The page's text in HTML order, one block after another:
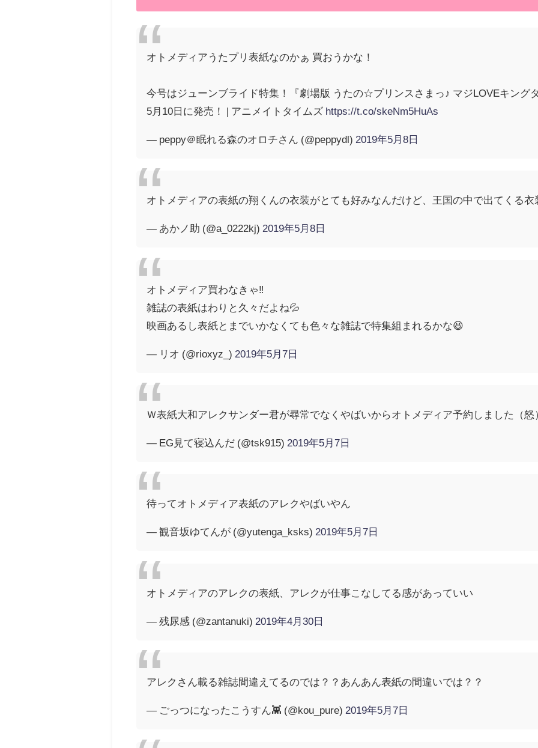
オトメディアうたプリ表紙なのかぁ 買おうかな！
今号はジューンブライド特集！『劇場版 うたの☆プリンスさまっ♪ マジLOVEキング
5月10日に発売！ | アニメイトタイムズ https://t.co/skeNm5HuAs
— peppy＠眠れる森のオロチさん (@peppydl) 2019年5月8日
オトメディアの表紙の翔くんの衣装がとても好みなんだけど、王国の中で出てくる衣
— あかノ助 (@a_0222kj) 2019年5月8日
オトメディア買わなきゃ‼️
雑誌の表紙はわりと久々だよね💦
映画あるし表紙とまでいかなくても色々な雑誌で特集組まれるかな😆
— リオ (@rioxyz_) 2019年5月7日
Ｗ表紙大和アレクサンダー君が尋常でなくやばいからオトメディア予約しました（怒
— EG見て寝込んだ (@tsk915) 2019年5月7日
待ってオトメディア表紙のアレクやばいやん
— 観音坂ゆてんが (@yutenga_ksks) 2019年5月7日
オトメディアのアレクの表紙、アレクが仕事こなしてる感があっていい
— 残尿感 (@zantanuki) 2019年4月30日
アレクさん載る雑誌間違えてるのでは？？あんあん表紙の間違いでは？？
— ごっつになったこうすん👾 (@kou_pure) 2019年5月7日